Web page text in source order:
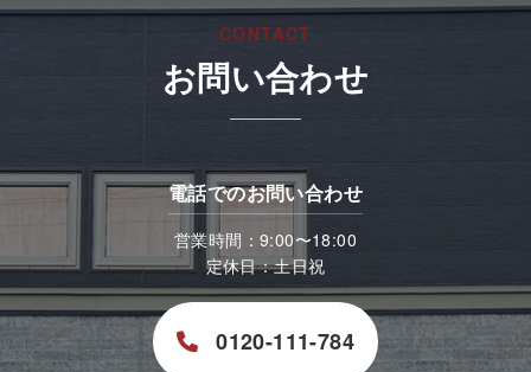
CONTACT
お問い合わせ
電話でのお問い合わせ
営業時間：9:00〜18:00
定休日：土日祝
0120-111-784